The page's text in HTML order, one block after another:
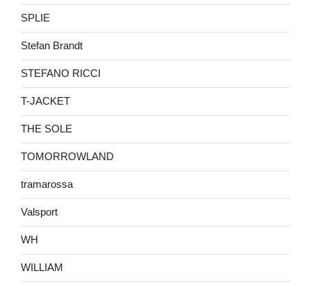
SPLIE
Stefan Brandt
STEFANO RICCI
T-JACKET
THE SOLE
TOMORROWLAND
tramarossa
Valsport
WH
WILLIAM